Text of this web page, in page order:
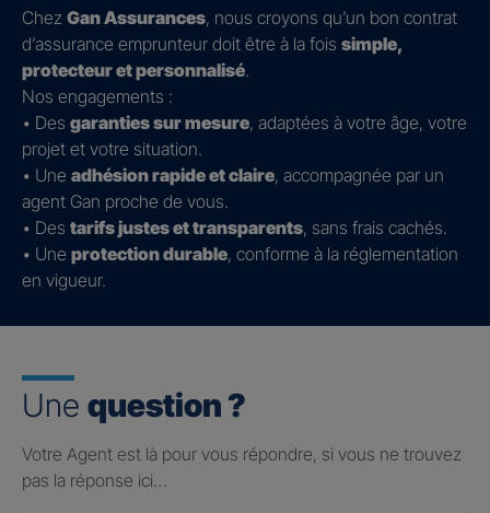
Chez Gan Assurances, nous croyons qu’un bon contrat
d’assurance emprunteur doit être à la fois simple,
protecteur et personnalisé.
Nos engagements :
• Des garanties sur mesure, adaptées à votre âge, votre
projet et votre situation.
• Une adhésion rapide et claire, accompagnée par un
agent Gan proche de vous.
• Des tarifs justes et transparents, sans frais cachés.
• Une protection durable, conforme à la réglementation
en vigueur.
Une question ?
Votre Agent est là pour vous répondre, si vous ne trouvez
pas la réponse ici…